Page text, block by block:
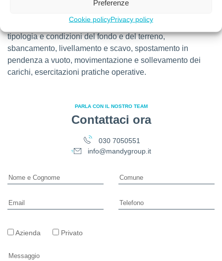
Preferenze
Cookie policyPrivacy policy
caricamento, pendenze, accesso, ostacoli sul percorso,
tipologia e condizioni del fondo e del terreno,
sbancamento, livellamento e scavo, spostamento in
pendenza a vuoto, movimentazione e sollevamento dei
carichi, esercitazioni pratiche operative.
PARLA CON IL NOSTRO TEAM
Contattaci ora
030 7050551
info@mandygroup.it
Azienda Privato